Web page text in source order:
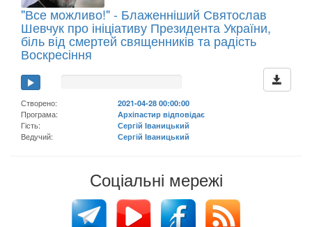
"Все можливо!" - Блаженніший Святослав
Шевчук про ініціативу Президента України,
біль від смертей священників та радість
Воскресіння
Створено:
2021-04-28 00:00:00
Програма:
Архіпастир відповідає
Гість:
Сергій Іваницький
Ведучий:
Сергій Іваницький
Соціальні мережі